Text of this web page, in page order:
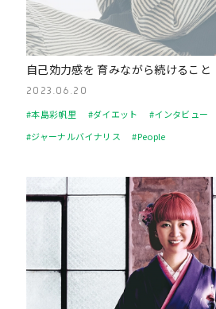
自己効力感を 育みながら続けること
2023.06.20
#本島彩帆里 #ダイエット
#インタビュー
#ジャーナルバイナリス
#People